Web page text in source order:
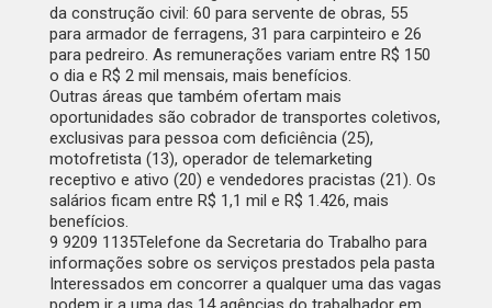
da construção civil: 60 para servente de obras, 55
para armador de ferragens, 31 para carpinteiro e 26
para pedreiro. As remunerações variam entre R$ 150
o dia e R$ 2 mil mensais, mais benefícios.
Outras áreas que também ofertam mais
oportunidades são cobrador de transportes coletivos,
exclusivas para pessoa com deficiência (25),
motofretista (13), operador de telemarketing
receptivo e ativo (20) e vendedores pracistas (21). Os
salários ficam entre R$ 1,1 mil e R$ 1.426, mais
benefícios.
9 9209 1135Telefone da Secretaria do Trabalho para
informações sobre os serviços prestados pela pasta
Interessados em concorrer a qualquer uma das vagas